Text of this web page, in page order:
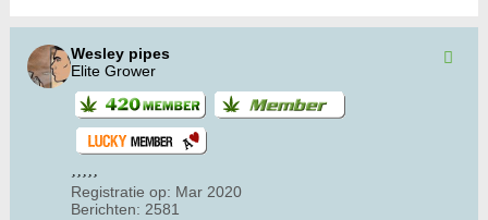
Wesley pipes
Elite Grower
Registratie op: Mar 2020
Berichten: 2581